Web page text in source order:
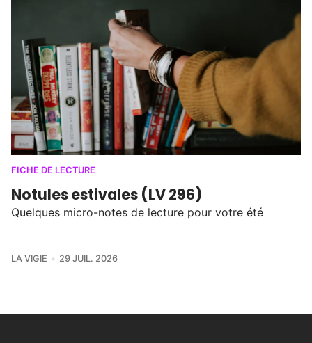
FICHE DE LECTURE
Notules estivales (LV 296)
Quelques micro-notes de lecture pour votre été
LA VIGIE 29 JUIL. 2026